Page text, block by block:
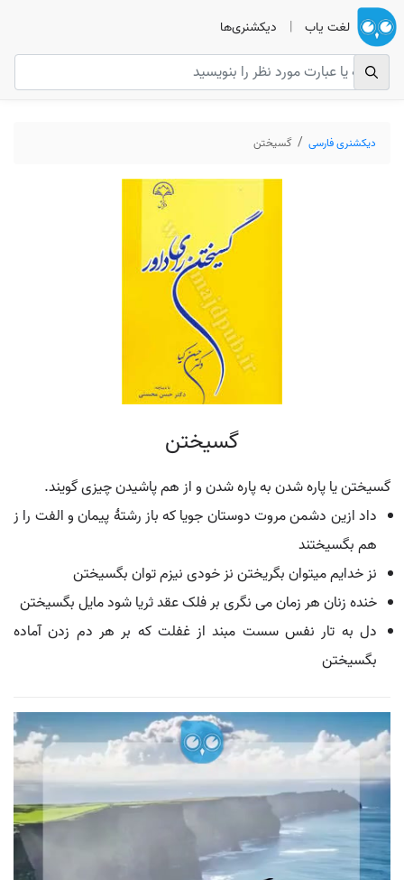
لغت یاب | دیکشنری‌ها
دیکشنری فارسی گسیختن
گسیختن
گسیختن یا پاره شدن به پاره شدن و از هم پاشیدن چیزی گویند.
داد ازین دشمن مروت دوستان جویا که باز رشتهٔ پیمان و الفت را ز
هم بگسیختند
نز خدایم میتوان بگریختن نز خودی نیزم توان بگسیختن
خنده زنان هر زمان می نگری بر فلک عقد ثریا شود مایل بگسیختن
دل به تار نفس سست مبند از غفلت که بر هر دم زدن آماده
بگسیختن